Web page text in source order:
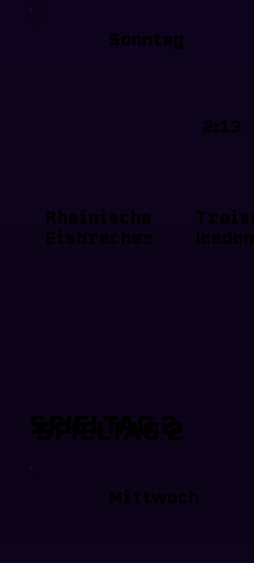
Sonntag
2:13
Rheinische
Eisbrecher
SPIELTAG 2
SPIELTAG 2
Mittwoch